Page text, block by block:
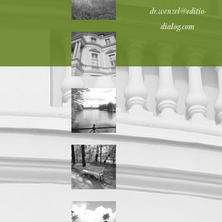
dr.wenzel@editio-
dialog.com